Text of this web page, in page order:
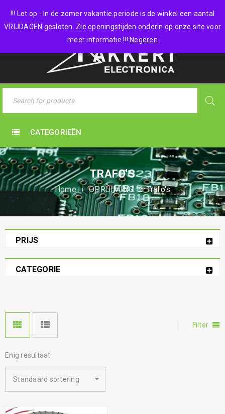
!!! Let op - In de zomer vakantie periode is de winkel een aantal
VRIJDAGEN gesloten. Zie openingstijden onderin op onze site voor
meer informatie !!! Negeren
0 items - €0,00
CATEGORIEËN
TRAFO'S
Home › OPRUIMING › Trafo's
PRIJS
CATEGORIE
Filter
Enig resultaat
Standaard sortering